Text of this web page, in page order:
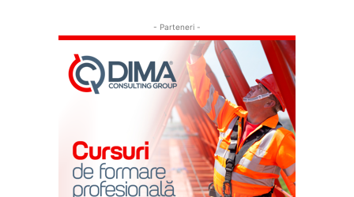
- Parteneri -